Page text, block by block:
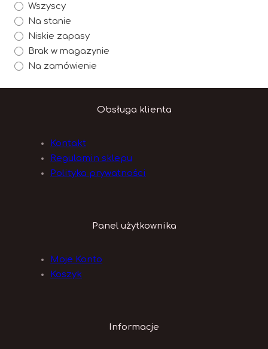
Wszyscy
Na stanie
Niskie zapasy
Brak w magazynie
Na zamówienie
Obsługa klienta
Kontakt
Regulamin sklepu
Polityka prywatności
Panel użytkownika
Moje Konto
Koszyk
Informacje